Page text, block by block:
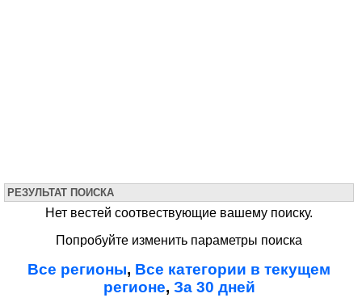
РЕЗУЛЬТАТ ПОИСКА
Нет вестей соотвествующие вашему поиску.
Попробуйте изменить параметры поиска
Все регионы, Все категории в текущем
регионе, За 30 дней